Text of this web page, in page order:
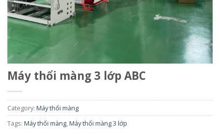
Máy thổi màng 3 lớp ABC
Category: Máy thổi màng
Tags: Máy thổi màng,Máy thổi màng 3 lớp